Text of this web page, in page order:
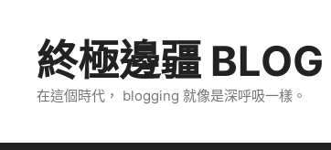
終極邊疆 BLOG
在這個時代， blogging 就像是深呼吸一樣。